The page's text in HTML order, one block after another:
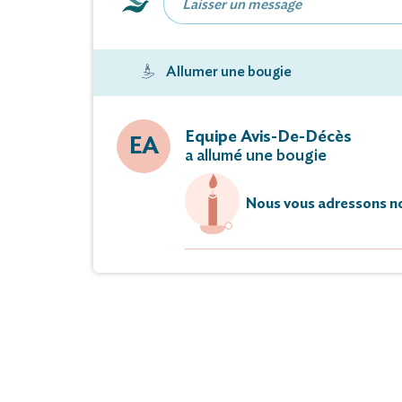
Ont la tristesse
Un dernier recueillement aura
au
Vous pouvez déposer vos
Allumer une bougie
EA
Equipe Avis-De-Décès
a allumé une bougie
Nous vous adressons